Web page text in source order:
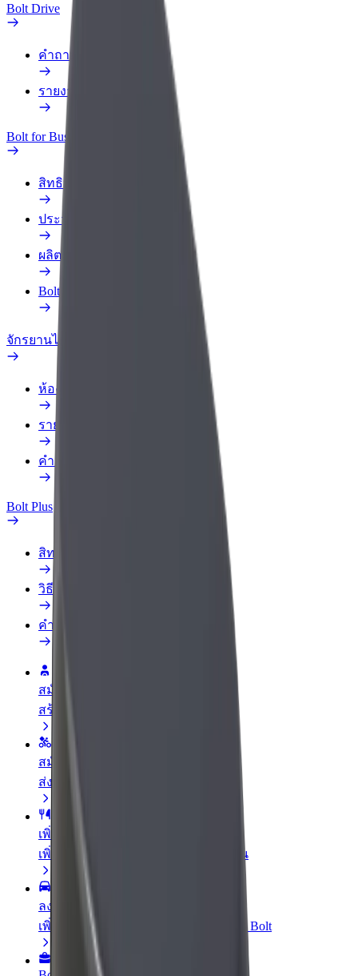
Bolt Drive
คำถามที่พบบ่อย
รายงานรถ
Bolt for Business
สิทธิประโยชน์
ประวัติการทำงาน
ผลิตภัณฑ์
Bolt Food สำหรับองค์กร
จักรยานไฟฟ้า
ห้องแล็บความปลอดภัย
รายงานปัญหา
คำถามที่พบบ่อย
Bolt Plus
สิทธิประโยชน์
วิธีเข้าร่วม
คำถามที่พบบ่อย
สมัครเป็นคนขับ
สร้างรายได้ในแบบของคุณ
สมัครเป็นคนส่งพัสดุ
ส่งอาหารและรับรายได้ทุกสัปดาห์
เพิ่มร้านอาหารหรือร้านค้า
เพิ่มรายได้ด้วยการเข้าถึงลูกค้ามากขึ้น
ลงทะเบียนเป็นเจ้าของฟลีท
เพิ่มรายได้ด้วยการเพิ่มฟลีทของคุณใน Bolt